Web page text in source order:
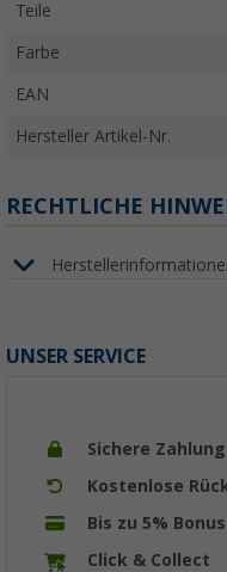
Teile
Farbe
EAN
Hersteller Artikel-Nr.
RECHTLICHE
UNSER SERVICE
Sichere
Kostenlose
Bis zu 5%
Click & Collect